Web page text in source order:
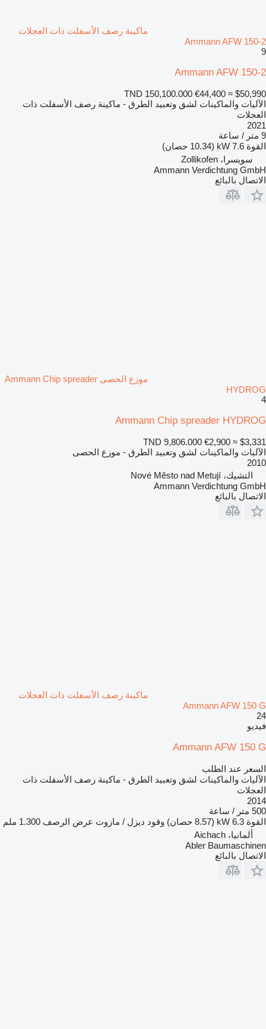
ماكينة رصف الأسفلت ذات العجلات
Ammann AFW 150-2
9
Ammann AFW 150-2
TND 150,100.000 €44,400 ≈ $50,990
الآليات والماكينات لشق وتعبيد الطرق - ماكينة رصف الأسفلت ذات
العجلات
2021
9 متر / ساعة
القوة 7.6 kW (10.34 حصان)
سويسرا، Zollikofen
Ammann Verdichtung GmbH
الاتصال بالبائع
موزع الحصى Ammann Chip spreader
HYDROG
4
Ammann Chip spreader HYDROG
TND 9,806.000 €2,900 ≈ $3,331
الآليات والماكينات لشق وتعبيد الطرق - موزع الحصى
2010
التشيك، Nové Město nad Metují
Ammann Verdichtung GmbH
الاتصال بالبائع
ماكينة رصف الأسفلت ذات العجلات
Ammann AFW 150 G
24
فيديو
Ammann AFW 150 G
السعر عند الطلب
الآليات والماكينات لشق وتعبيد الطرق - ماكينة رصف الأسفلت ذات
العجلات
2014
500 متر / ساعة
القوة 6.3 kW (8.57 حصان) وقود ديزل / مازوت عرض الرصف 1.300 ملم
ألمانيا، Aichach
Abler Baumaschinen
الاتصال بالبائع